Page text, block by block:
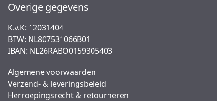
Overige gegevens
K.v.K: 12031404
BTW: NL807531066B01
IBAN: NL26RABO0159305403
Algemene voorwaarden
Verzend- & leveringsbeleid
Herroepingsrecht & retourneren